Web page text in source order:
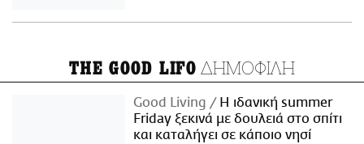
THE GOOD LIFO ΔΗΜΟΦΙΛΗ
Good Living
Η ιδανική summer
Friday ξεκινά με δουλειά στο σπίτι
και καταλήγει σε κάποιο νησί